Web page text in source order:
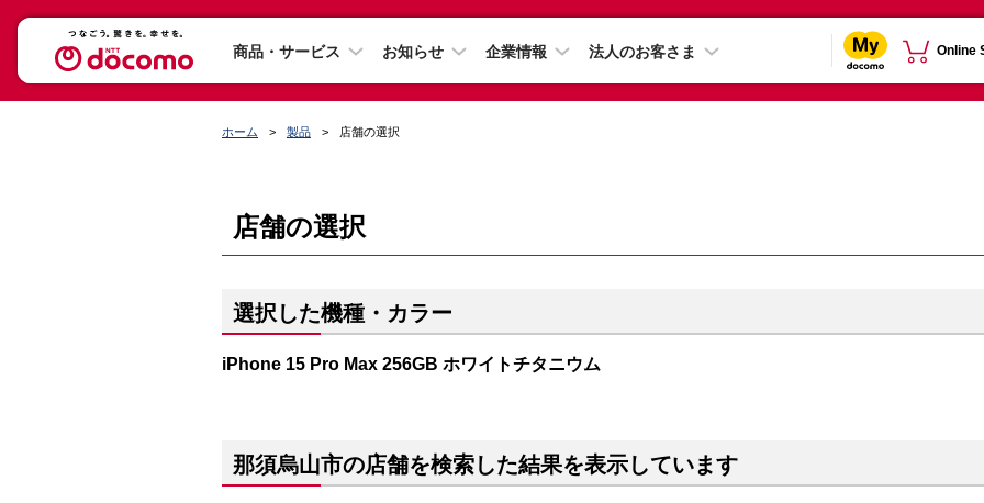
商品・サービス お知らせ 企業情報 法人のお客さま Online
ホーム 製品 店舗の選択
店舗の選択
選択した機種・カラー
iPhone 15 Pro Max 256GB ホワイトチタニウム
那須烏山市の店舗を検索した結果を表示しています